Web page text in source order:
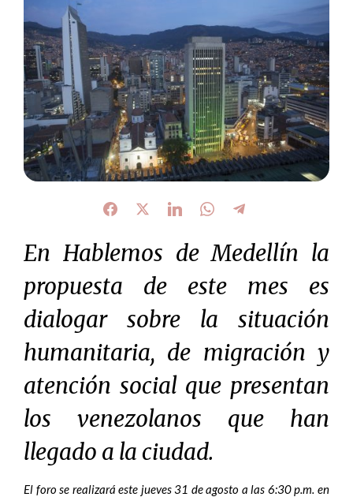
En Hablemos de Medellín la
propuesta de este mes es
dialogar sobre la situación
humanitaria, de migración y
atención social que presentan
los venezolanos que han
llegado a la ciudad.
El foro se realizará este jueves 31 de agosto a las 6:30 p.m. en